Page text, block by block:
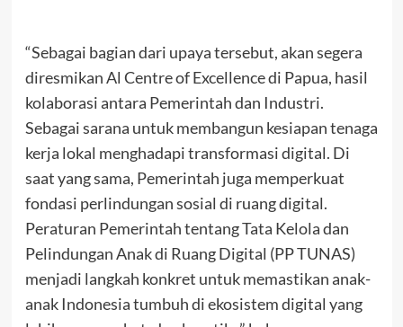
“Sebagai bagian dari upaya tersebut, akan segera
diresmikan Al Centre of Excellence di Papua, hasil
kolaborasi antara Pemerintah dan Industri.
Sebagai sarana untuk membangun kesiapan tenaga
kerja lokal menghadapi transformasi digital. Di
saat yang sama, Pemerintah juga memperkuat
fondasi perlindungan sosial di ruang digital.
Peraturan Pemerintah tentang Tata Kelola dan
Pelindungan Anak di Ruang Digital (PP TUNAS)
menjadi langkah konkret untuk memastikan anak-
anak Indonesia tumbuh di ekosistem digital yang